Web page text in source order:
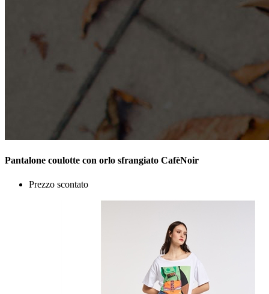
Pantalone coulotte con orlo sfrangiato CafèNoir
Prezzo scontato